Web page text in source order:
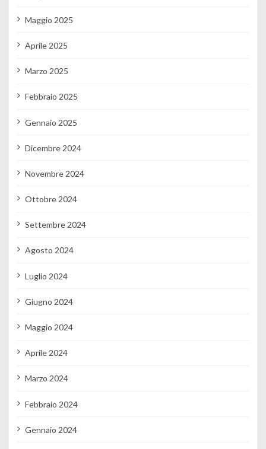
Maggio 2025
Aprile 2025
Marzo 2025
Febbraio 2025
Gennaio 2025
Dicembre 2024
Novembre 2024
Ottobre 2024
Settembre 2024
Agosto 2024
Luglio 2024
Giugno 2024
Maggio 2024
Aprile 2024
Marzo 2024
Febbraio 2024
Gennaio 2024